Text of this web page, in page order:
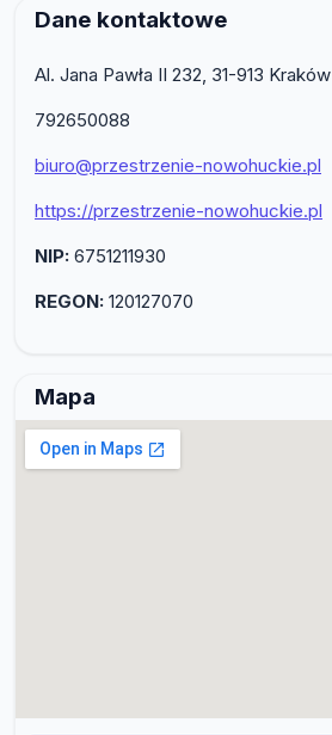
Dane kontaktowe
Al. Jana Pawła II 232, 31-913 Kraków
792650088
biuro@przestrzenie-nowohuckie.pl
https://przestrzenie-nowohuckie.pl
NIP: 6751211930
REGON: 120127070
Mapa